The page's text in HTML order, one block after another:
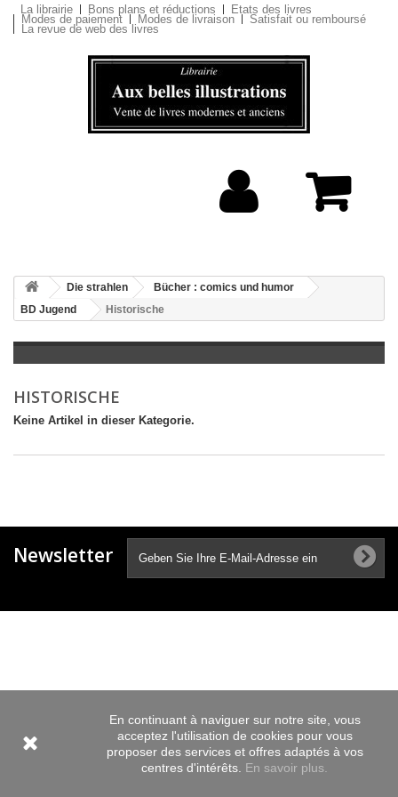
La librairie Bons plans et réductions Etats des livres
Modes de paiement Modes de livraison Satisfait ou remboursé
La revue de web des livres
Die strahlen
Bücher : comics und humor
BD Jugend
Historische
HISTORISCHE
Keine Artikel in dieser Kategorie.
Newsletter
En continuant à naviguer sur notre site, vous
acceptez l'utilisation de cookies pour vous
proposer des services et offres adaptés à vos
centres d'intérêts. En savoir plus.